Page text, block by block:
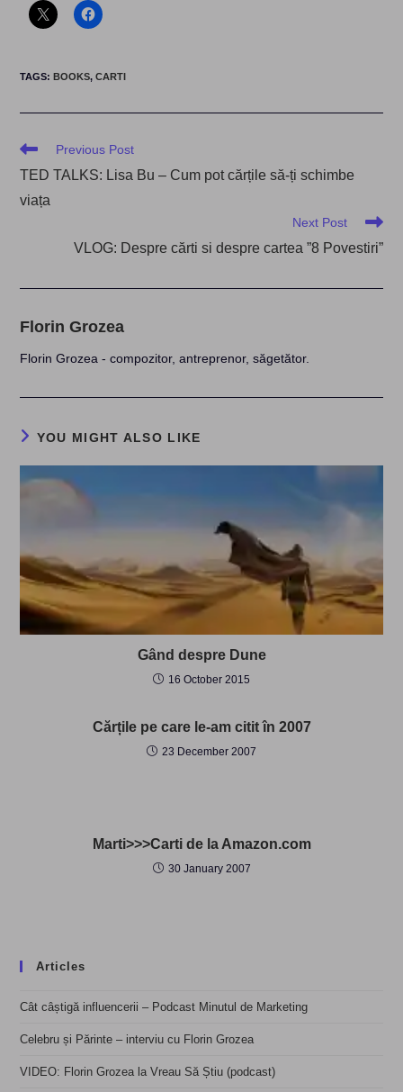
TAGS:BOOKS, CARTI
Read
articles
Previous Post
TED TALKS: Lisa Bu – Cum pot cărțile să-ți schimbe
viața
Next Post
VLOG: Despre cărti si despre cartea ”8 Povestiri”
Florin Grozea
Florin Grozea - compozitor, antreprenor, săgetător.
YOU MIGHT ALSO LIKE
Gând despre Dune
16 October 2015
Cărțile pe care le-am citit în 2007
23 December 2007
Marti>>>Carti de la Amazon.com
30 January 2007
Articles
Cât câștigă influencerii – Podcast Minutul de Marketing
Celebru și Părinte – interviu cu Florin Grozea
VIDEO: Florin Grozea la Vreau Să Știu (podcast)